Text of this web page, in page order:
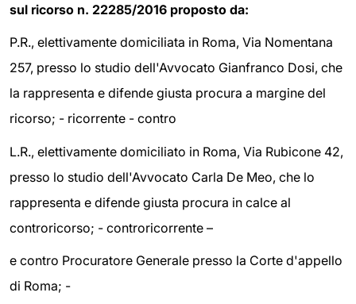
sul ricorso n. 22285/2016 proposto da:
P.R., elettivamente domiciliata in Roma, Via Nomentana
257, presso lo studio dell'Avvocato Gianfranco Dosi, che
la rappresenta e difende giusta procura a margine del
ricorso; - ricorrente - contro
L.R., elettivamente domiciliato in Roma, Via Rubicone 42,
presso lo studio dell'Avvocato Carla De Meo, che lo
rappresenta e difende giusta procura in calce al
controricorso; - controricorrente –
e contro Procuratore Generale presso la Corte d'appello
di Roma; -